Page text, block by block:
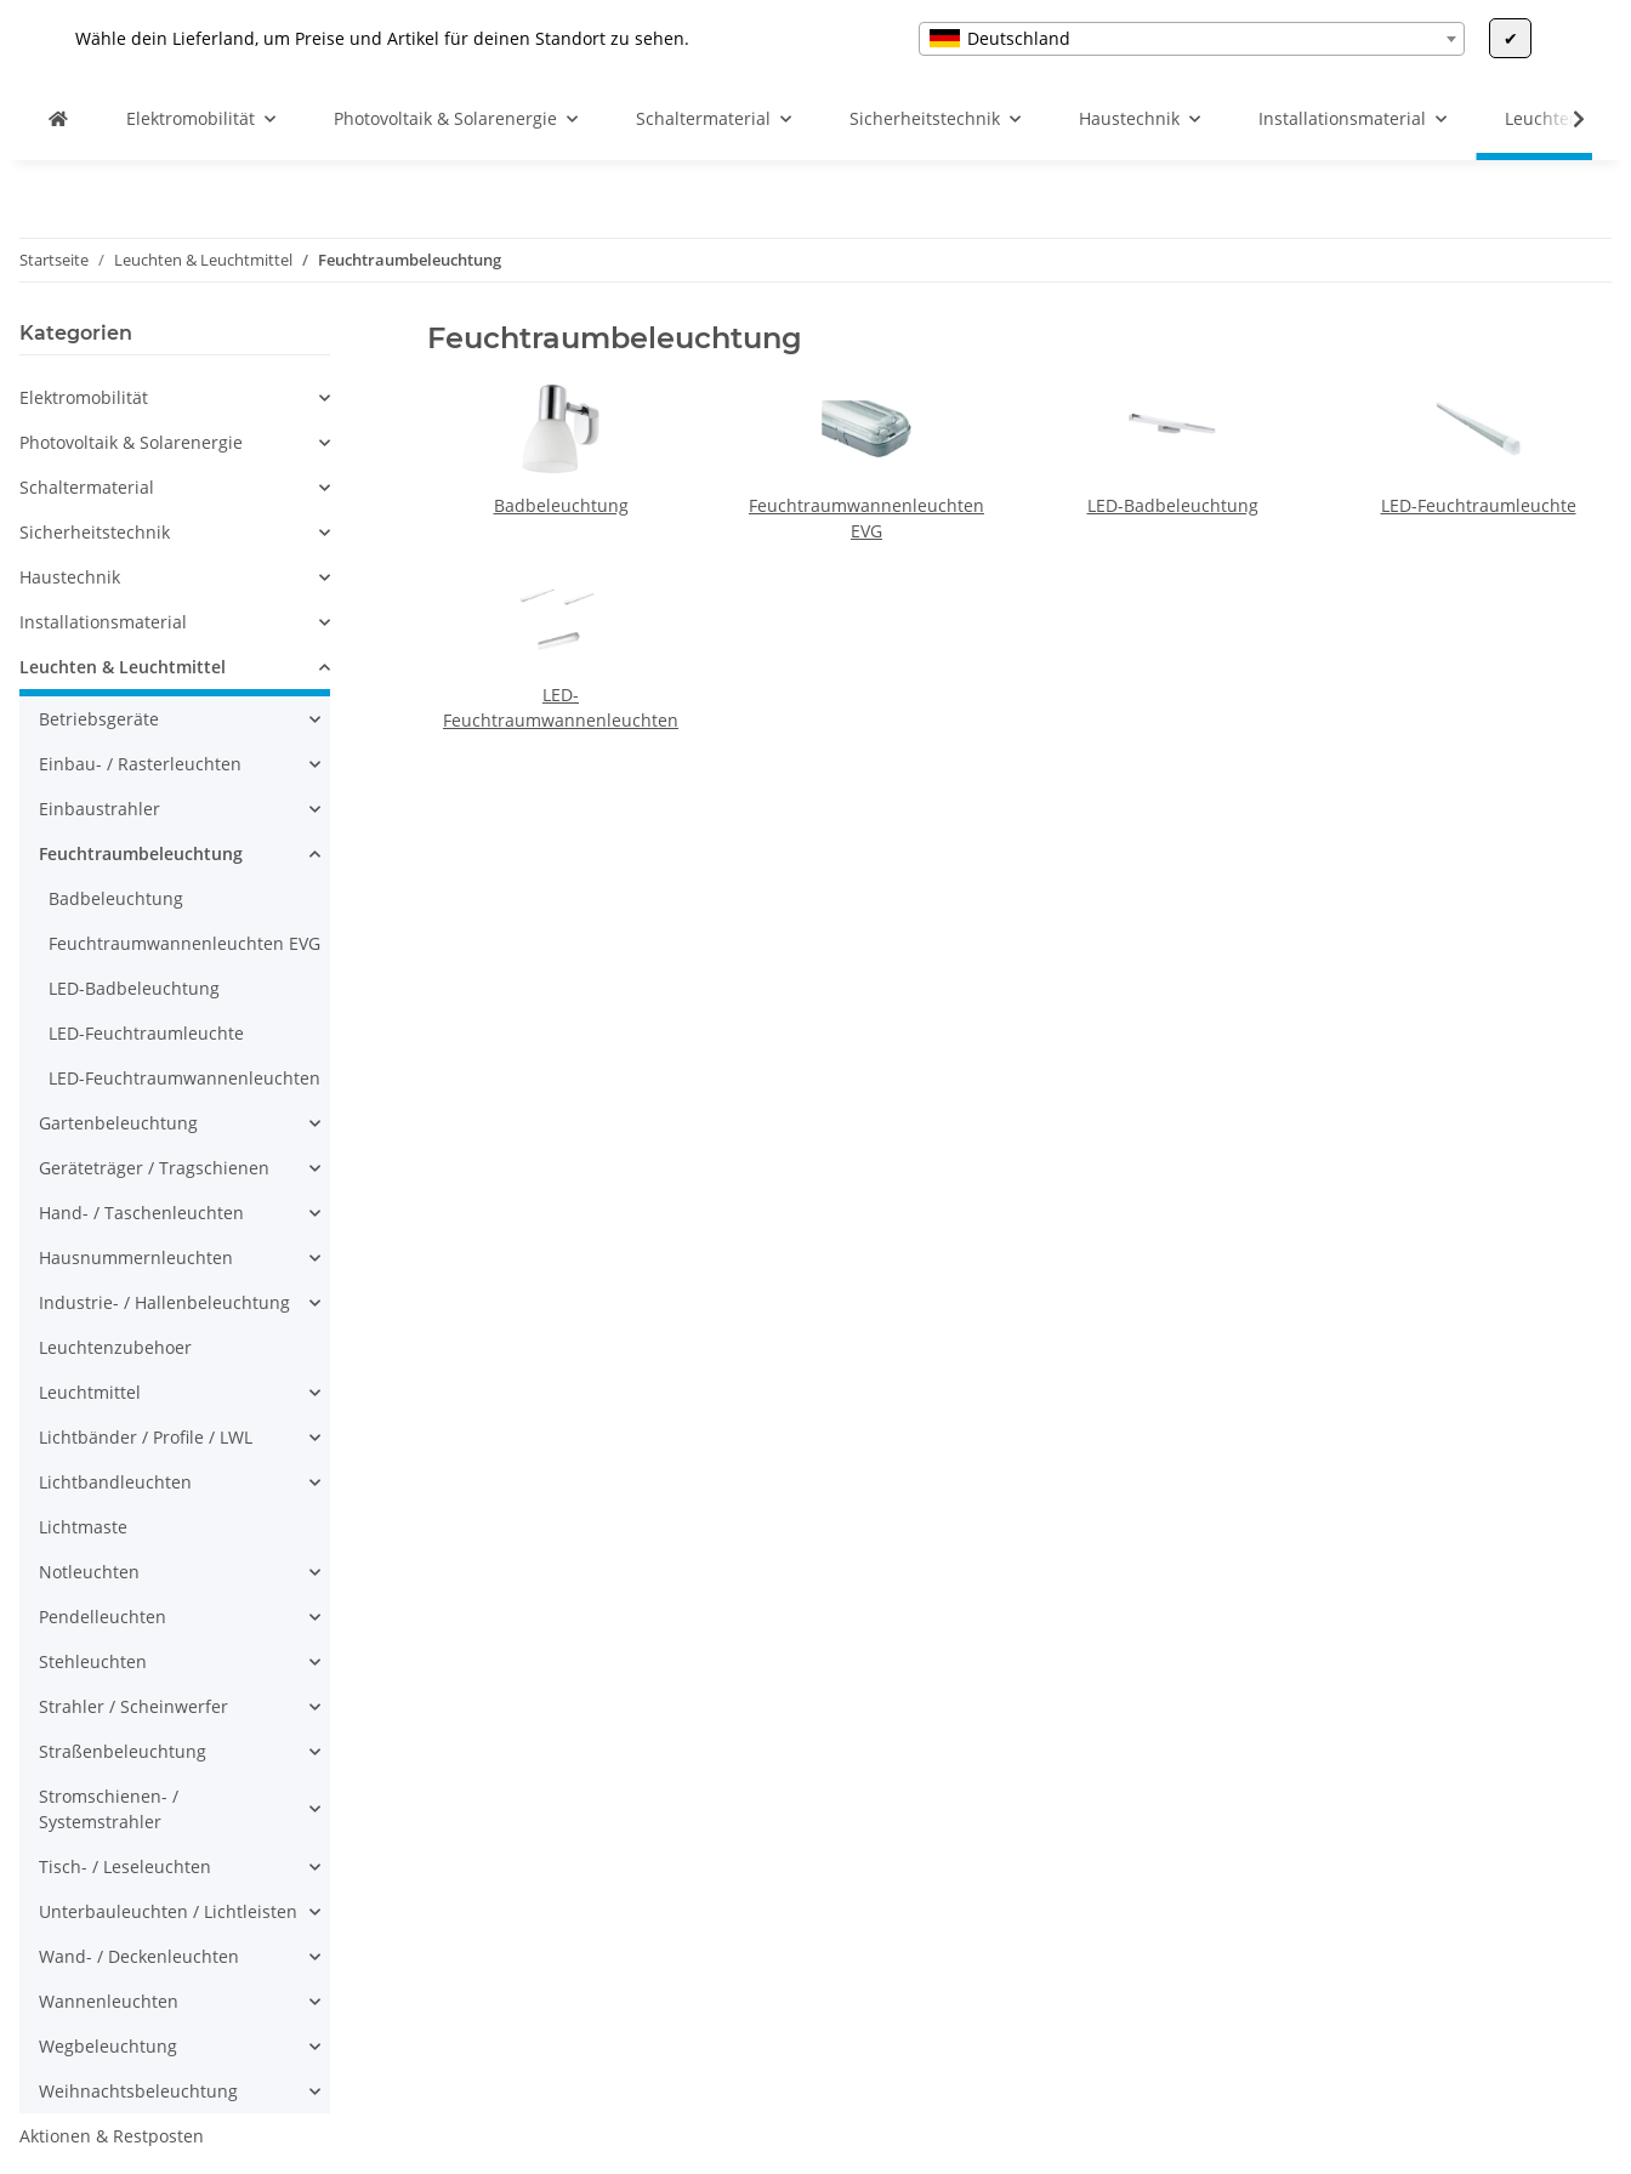
Wähle dein Lieferland, um Preise und Artikel für deinen Standort zu sehen. Deutschland ✔
Elektromobilität Photovoltaik & Solarenergie Schaltermaterial Sicherheitstechnik Haustechnik Installationsmaterial Leuchten &
Startseite Leuchten & Leuchtmittel Feuchtraumbeleuchtung
Feuchtraumbeleuchtung
Badbeleuchtung
Feuchtraumwannenleuchten
EVG
LED-Badbeleuchtung LED-Feuchtraumleuchte
LED-
Feuchtraumwannenleuchten
Kategorien
Elektromobilität
Photovoltaik & Solarenergie
Schaltermaterial
Sicherheitstechnik
Haustechnik
Installationsmaterial
Leuchten & Leuchtmittel
Betriebsgeräte
Einbau- / Rasterleuchten
Einbaustrahler
Feuchtraumbeleuchtung
Badbeleuchtung
Feuchtraumwannenleuchten EVG
LED-Badbeleuchtung
LED-Feuchtraumleuchte
LED-Feuchtraumwannenleuchten
Gartenbeleuchtung
Geräteträger / Tragschienen
Hand- / Taschenleuchten
Hausnummernleuchten
Industrie- / Hallenbeleuchtung
Leuchtenzubehoer
Leuchtmittel
Lichtbänder / Profile / LWL
Lichtbandleuchten
Lichtmaste
Notleuchten
Pendelleuchten
Stehleuchten
Strahler / Scheinwerfer
Straßenbeleuchtung
Stromschienen- /
Systemstrahler
Tisch- / Leseleuchten
Unterbauleuchten / Lichtleisten
Wand- / Deckenleuchten
Wannenleuchten
Wegbeleuchtung
Weihnachtsbeleuchtung
Aktionen & Restposten